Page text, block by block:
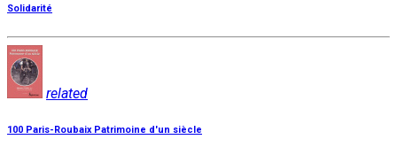
Solidarité
related
100 Paris-Roubaix Patrimoine d'un siècle